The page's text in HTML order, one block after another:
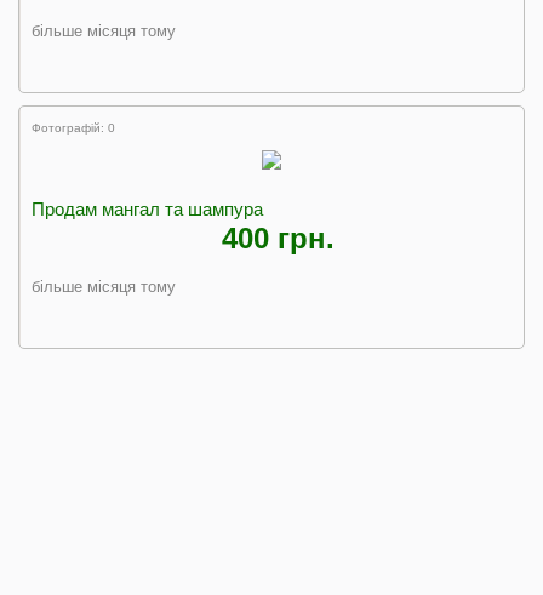
більше місяця тому
Фотографій: 0
Продам мангал та шампура
400 грн.
більше місяця тому